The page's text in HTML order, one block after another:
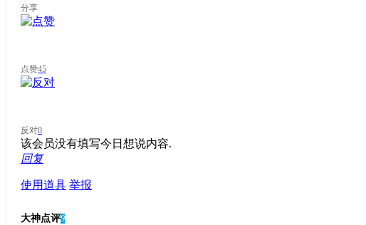
分享
点赞45
反对0
该会员没有填写今日想说内容.
回复
使用道具 举报
大神点评9